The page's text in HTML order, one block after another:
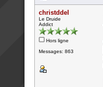
christddel
Le Druide
Addict
Hors ligne
Messages: 863